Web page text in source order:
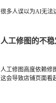
很多人误以为AI无法
人工修图的不
人工修图高度依赖修
这会导致店铺页面看